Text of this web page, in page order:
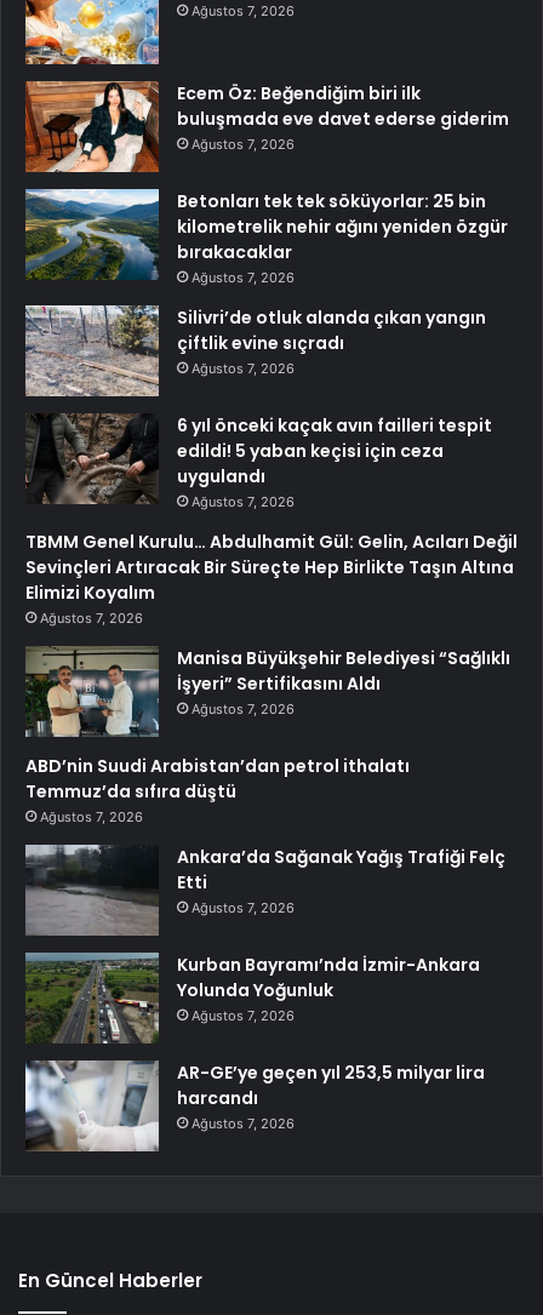
Ağustos 7, 2026
Ecem Öz: Beğendiğim biri ilk
buluşmada eve davet ederse giderim
Ağustos 7, 2026
Betonları tek tek söküyorlar: 25 bin
kilometrelik nehir ağını yeniden özgür
bırakacaklar
Ağustos 7, 2026
Silivri’de otluk alanda çıkan yangın
çiftlik evine sıçradı
Ağustos 7, 2026
6 yıl önceki kaçak avın failleri tespit
edildi! 5 yaban keçisi için ceza
uygulandı
Ağustos 7, 2026
TBMM Genel Kurulu… Abdulhamit Gül: Gelin, Acıları Değil
Sevinçleri Artıracak Bir Süreçte Hep Birlikte Taşın Altına
Elimizi Koyalım
Ağustos 7, 2026
Manisa Büyükşehir Belediyesi “Sağlıklı
İşyeri” Sertifikasını Aldı
Ağustos 7, 2026
ABD’nin Suudi Arabistan’dan petrol ithalatı
Temmuz’da sıfıra düştü
Ağustos 7, 2026
Ankara’da Sağanak Yağış Trafiği Felç
Etti
Ağustos 7, 2026
Kurban Bayramı’nda İzmir-Ankara
Yolunda Yoğunluk
Ağustos 7, 2026
AR-GE’ye geçen yıl 253,5 milyar lira
harcandı
Ağustos 7, 2026
En Güncel Haberler